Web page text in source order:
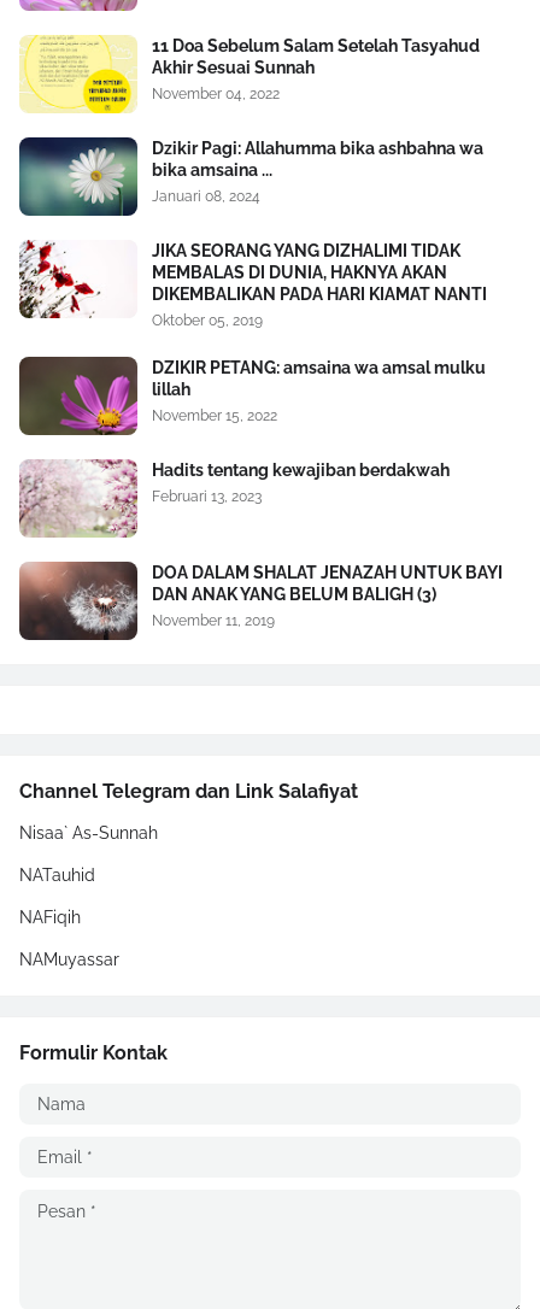
11 Doa Sebelum Salam Setelah Tasyahud
Akhir Sesuai Sunnah
November 04, 2022
Dzikir Pagi: Allahumma bika ashbahna wa
bika amsaina ...
Januari 08, 2024
JIKA SEORANG YANG DIZHALIMI TIDAK
MEMBALAS DI DUNIA, HAKNYA AKAN
DIKEMBALIKAN PADA HARI KIAMAT NANTI
Oktober 05, 2019
DZIKIR PETANG: amsaina wa amsal mulku
lillah
November 15, 2022
Hadits tentang kewajiban berdakwah
Februari 13, 2023
DOA DALAM SHALAT JENAZAH UNTUK BAYI
DAN ANAK YANG BELUM BALIGH (3)
November 11, 2019
Channel Telegram dan Link Salafiyat
Nisaa` As-Sunnah
NATauhid
NAFiqih
NAMuyassar
Formulir Kontak